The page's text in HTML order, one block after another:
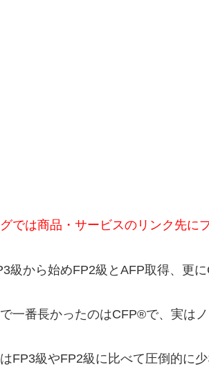
では商品・サービスのリンク先に
級から始めFP2級とAFP取得、更
一番長かったのはCFP®で、実は
FP3級やFP2級に比べて圧倒的に